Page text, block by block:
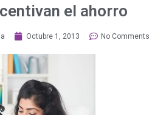
el ahorro
Octubre 1, 2013 No Comments